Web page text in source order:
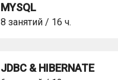
MYSQL
8 занятий / 16 ч.
JDBC & HIBERNATE